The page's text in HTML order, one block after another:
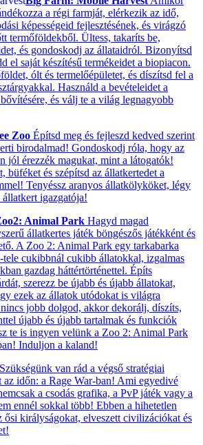
a régi farmját, elérkezik az idő,
képességeid fejlesztésének, és virágzó
termőföldekből. Ültess, takaríts be,
és gondoskodj az állataidról. Bizonyítsd
el saját készítésű termékeidet a biopiacon.
ólt és termelőépületet, és díszítsd fel a
Használd a bevételeidet a
és válj te a világ legnagyobb
Zoo Építsd meg és fejleszd kedved szerint
birodalmad! Gondoskodj róla, hogy az
jól érezzék magukat, mint a látogatók!
büféket és szépítsd az állatkertedet a
Tenyéssz aranyos állatkölyköket, légy
igazgatója!
Animal Park Hagyd magad
állatkertes játék böngészős játékként és
A Zoo 2: Animal Park egy tarkabarka
tele cukibbnál cukibb állatokkal, izgalmas
gazdag háttértörténettel. Építs
szerezz be újabb és újabb állatokat,
ezek az állatok utódokat is világra
jobb dolgod, akkor dekorálj, díszíts,
újabb és újabb tartalmak és funkciók
te is ingyen velünk a Zoo 2: Animal Park
Induljon a kaland!
Szükségünk van rád a végső stratégiai
az időn: a Rage War-ban! Ami egyedivé
a csodás grafika, a PvP játék vagy a
ennél sokkal több! Ebben a hihetetlen
ősi királyságokat, elveszett civilizációkat és